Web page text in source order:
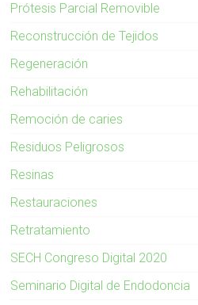
Prótesis Parcial Removible
Reconstrucción de Tejidos
Regeneración
Rehabilitación
Remoción de caries
Residuos Peligrosos
Resinas
Restauraciones
Retratamiento
SECH Congreso Digital 2020
Seminario Digital de Endodoncia